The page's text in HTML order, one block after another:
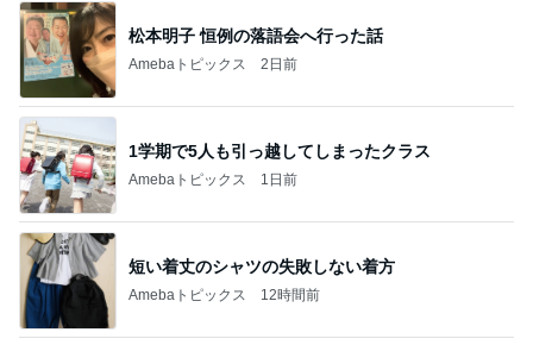
松本明子 恒例の落語会へ行った話
Amebaトピックス 2日前
1学期で5人も引っ越してしまったクラス
Amebaトピックス 1日前
短い着丈のシャツの失敗しない着方
Amebaトピックス 12時間前